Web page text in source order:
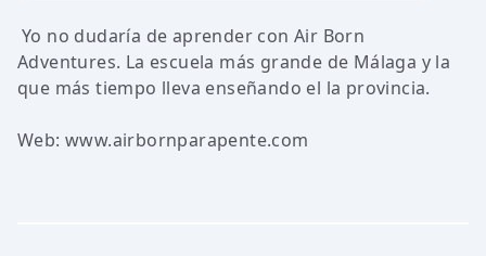
Yo no dudaría de aprender con Air Born
Adventures. La escuela más grande de Málaga y la
que más tiempo lleva enseñando el la provincia.
Web: www.airbornparapente.com